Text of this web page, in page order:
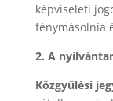
képviseleti
fénymásolnia
2. A
Közgyűlési